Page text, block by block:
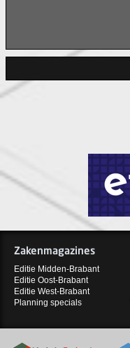
Zakenmagazines
Editie Midden-Brabant
Editie Oost-Brabant
Editie West-Brabant
Planning specials